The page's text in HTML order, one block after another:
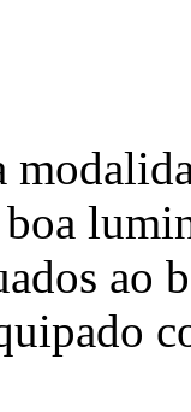
ao